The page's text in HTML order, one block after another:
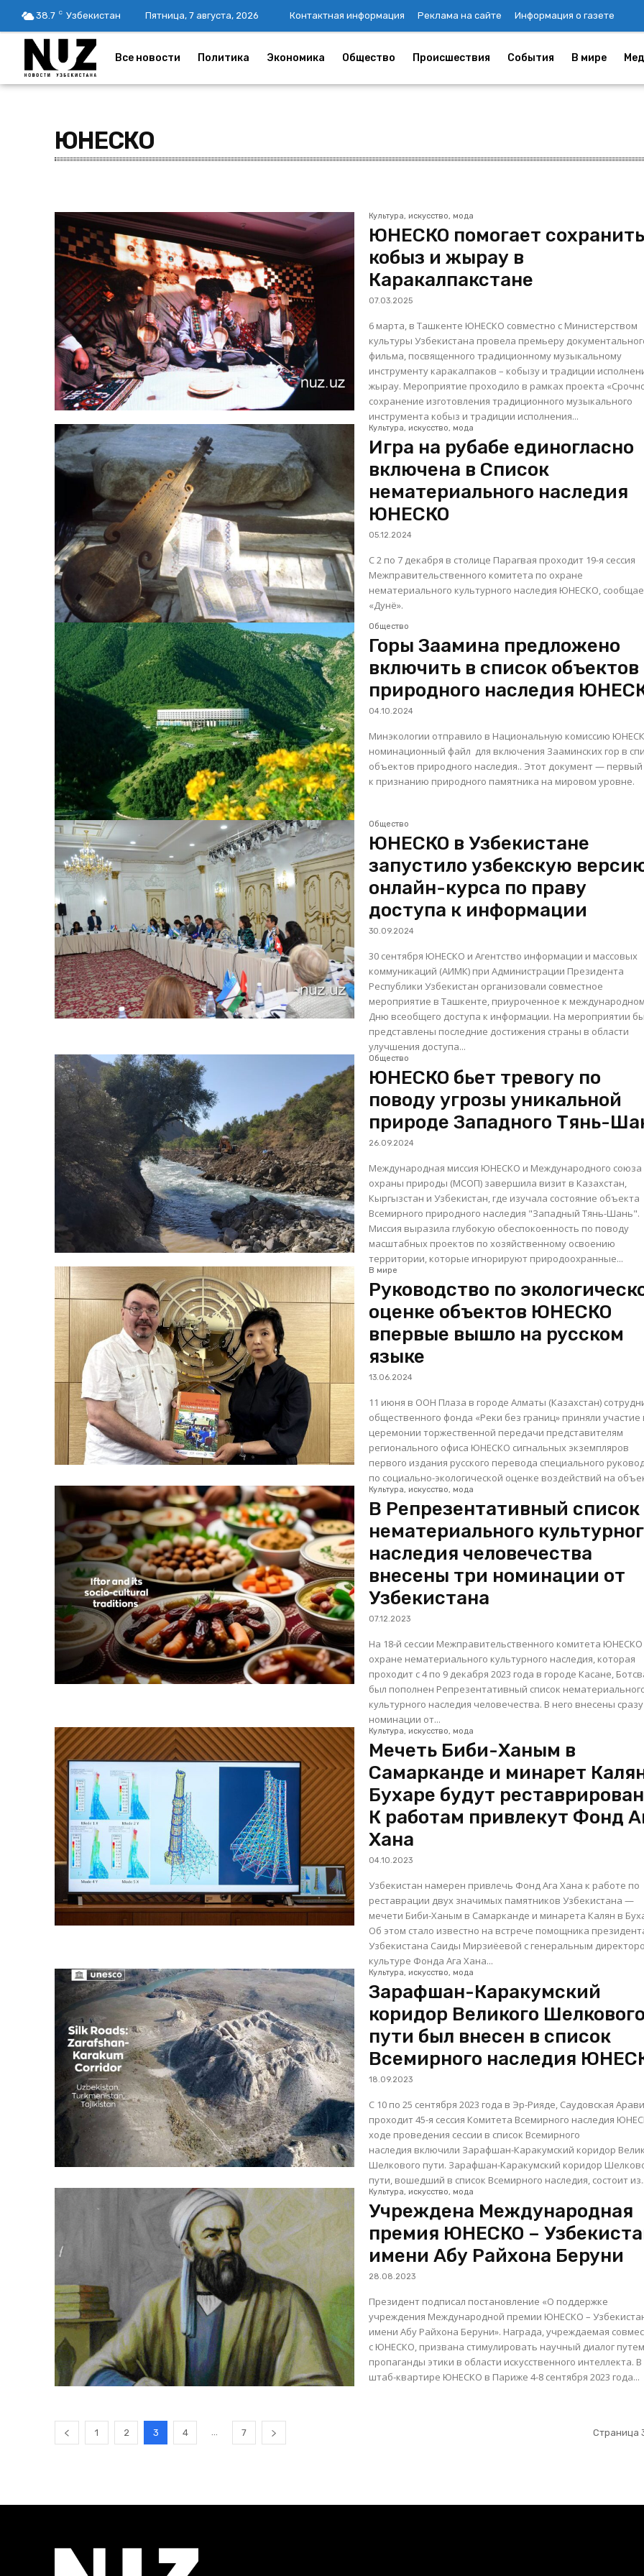
38.7 C Узбекистан Пятница, 7 августа, 2026 Контактная информация Реклама на сайте Информация о газете
Все новости Политика Экономика Общество Происшествия События В мире
ЮНЕСКО
Культура, искусство, мода
ЮНЕСКО помогает сохранить
кобыз и жырау в
Каракалпакстане
07.03.2025
6 марта, в Ташкенте ЮНЕСКО совместно с Министерством
культуры Узбекистана провела премьеру
фильма, посвященного традиционному музыкальному
инструменту каракалпаков – кобызу и традиции
жырау. Мероприятие проходило в рамках проекта «Срочное
сохранение изготовления традиционного музыкального
инструмента кобыз и традиции исполнения...
Культура, искусство, мода
Игра на рубабе единогласно
включена в Список
нематериального наследия
ЮНЕСКО
05.12.2024
С 2 по 7 декабря в столице Парагвая проходит 19-я сессия
Межправительственного комитета по охране
нематериального культурного наследия ЮНЕСКО,
«Дунё».
Общество
Горы Заамина предложено
включить в список объектов
природного наследия
04.10.2024
Минэкологии отправило в Национальную комиссию
номинационный файл для включения Зааминских гор в
объектов природного наследия.. Этот документ —
к признанию природного памятника на мировом уровне.
Общество
ЮНЕСКО в Узбекистане
запустило узбекскую
онлайн-курса по праву
доступа к информации
30.09.2024
30 сентября ЮНЕСКО и Агентство информации и массовых
коммуникаций (АИМК) при Администрации Президента
Республики Узбекистан организовали совместное
мероприятие в Ташкенте, приуроченное к
Дню всеобщего доступа к информации. На мероприятии
представлены последние достижения страны в области
улучшения доступа...
Общество
ЮНЕСКО бьет тревогу по
поводу угрозы уникальной
природе Западного Тянь-
26.09.2024
Международная миссия ЮНЕСКО и Международного союза
охраны природы (МСОП) завершила визит в Казахстан,
Кыргызстан и Узбекистан, где изучала состояние объекта
Всемирного природного наследия "Западный Тянь-Шань".
Миссия выразила глубокую обеспокоенность по поводу
масштабных проектов по хозяйственному освоению
территории, которые игнорируют природоохранные...
В мире
Руководство по
оценке объектов ЮНЕСКО
впервые вышло на русском
языке
13.06.2024
11 июня в ООН Плаза в городе Алматы (Казахстан)
общественного фонда «Реки без границ» приняли участие
церемонии торжественной передачи представителям
регионального офиса ЮНЕСКО сигнальных экземпляров
первого издания русского перевода специального
по социально-экологической оценке воздействий на
Культура, искусство, мода
В Репрезентативный список
нематериального
наследия человечества
внесены три номинации от
Узбекистана
07.12.2023
На 18-й сессии Межправительственного комитета ЮНЕСКО
охране нематериального культурного наследия, которая
проходит с 4 по 9 декабря 2023 года в городе Касане,
был пополнен Репрезентативный список
культурного наследия человечества. В него внесены
номинации от...
Культура, искусство, мода
Мечеть Биби-Ханым в
Самарканде и минарет
Бухаре будут
К работам привлекут Фонд
Хана
04.10.2023
Узбекистан намерен привлечь Фонд Ага Хана к работе по
реставрации двух значимых памятников Узбекистана —
мечети Биби-Ханым в Самарканде и минарета Калян в
Об этом стало известно на встрече помощника
Узбекистана Саиды Мирзиёевой с генеральным
культуре Фонда Ага Хана...
Культура, искусство, мода
Зарафшан-Каракумский
коридор Великого Шелкового
пути был внесен в список
Всемирного наследия
18.09.2023
С 10 по 25 сентября 2023 года в Эр-Рияде, Саудовская
проходит 45-я сессия Комитета Всемирного наследия
ходе проведения сессии в список Всемирного
наследия включили Зарафшан-Каракумский коридор
Шелкового пути. Зарафшан-Каракумский коридор Шелкового
пути, вошедший в список Всемирного наследия, состоит
Культура, искусство, мода
Учреждена Международная
премия ЮНЕСКО –
имени Абу Райхона Беруни
28.08.2023
Президент подписал постановление «О поддержке
учреждения Международной премии ЮНЕСКО –
имени Абу Райхона Беруни». Награда, учреждаемая
с ЮНЕСКО, призвана стимулировать научный диалог путем
пропаганды этики в области искусственного интеллекта. В
штаб-квартире ЮНЕСКО в Париже 4-8 сентября 2023 года...
1 2 3 4 ... 7 Страница